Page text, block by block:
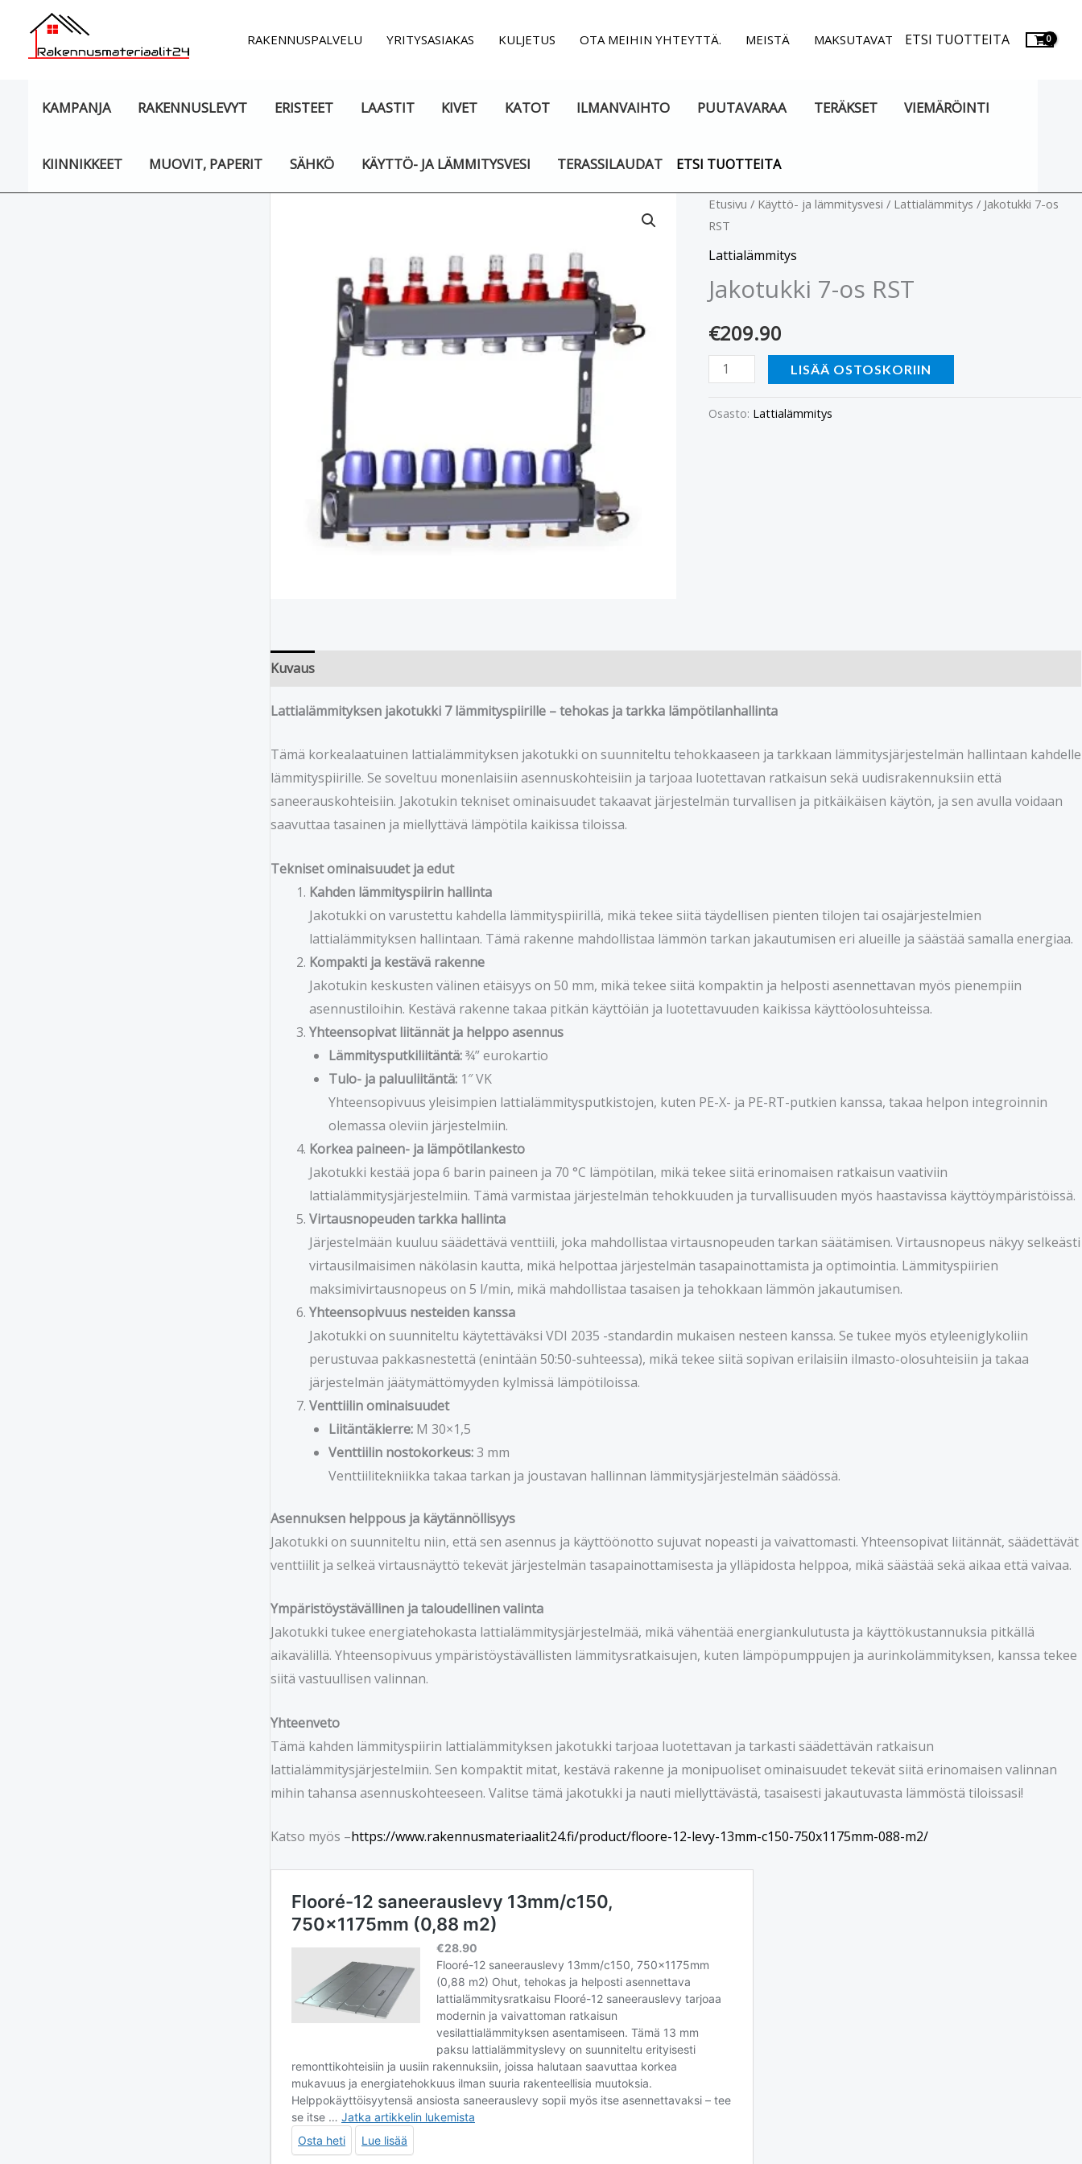
sisältöön
RAKENNUSPALVELU YRITYSASIAKAS KULJETUS OTA MEIHIN YHTEYTTÄ. MEISTÄ MAKSUTAVAT ETSI TUOTTEITA
KAMPANJA RAKENNUSLEVYT ERISTEET LAASTIT KIVET KATOT ILMANVAIHTO PUUTAVARAA TERÄKSET VIEMÄRÖINTI
KIINNIKKEET MUOVIT, PAPERIT SÄHKÖ KÄYTTÖ- JA LÄMMITYSVESI TERASSILAUDAT ETSI TUOTTEITA
Etusivu / Käyttö- ja lämmitysvesi / Lattialämmitys / Jakotukki 7-os
RST
Lattialämmitys
Jakotukki 7-os RST
€209.90
Jakotukki
7-
os
määrä
LISÄÄ OSTOSKORIIN
Osasto: Lattialämmitys
Kuvaus
Lattialämmityksen jakotukki 7 lämmityspiirille – tehokas ja tarkka lämpötilanhallinta
Tämä korkealaatuinen lattialämmityksen jakotukki on suunniteltu tehokkaaseen ja tarkkaan lämmitysjärjestelmän hallintaan kahdelle
lämmityspiirille. Se soveltuu monenlaisiin asennuskohteisiin ja tarjoaa luotettavan ratkaisun sekä uudisrakennuksiin että
saneerauskohteisiin. Jakotukin tekniset ominaisuudet takaavat järjestelmän turvallisen ja pitkäikäisen käytön, ja sen avulla voidaan
saavuttaa tasainen ja miellyttävä lämpötila kaikissa tiloissa.
Tekniset ominaisuudet ja edut
Kahden lämmityspiirin hallinta
Jakotukki on varustettu kahdella lämmityspiirillä, mikä tekee siitä täydellisen pienten tilojen tai osajärjestelmien
lattialämmityksen hallintaan. Tämä rakenne mahdollistaa lämmön tarkan jakautumisen eri alueille ja säästää samalla energiaa.
Kompakti ja kestävä rakenne
Jakotukin keskusten välinen etäisyys on 50 mm, mikä tekee siitä kompaktin ja helposti asennettavan myös pienempiin
asennustiloihin. Kestävä rakenne takaa pitkän käyttöiän ja luotettavuuden kaikissa käyttöolosuhteissa.
Yhteensopivat liitännät ja helppo asennus
Lämmitysputkiliitäntä:¾” eurokartio
Tulo- ja paluuliitäntä: 1″ VK
Yhteensopivuus yleisimpien lattialämmitysputkistojen, kuten PE-X- ja PE-RT-putkien kanssa, takaa helpon integroinnin
olemassa oleviin järjestelmiin.
Korkea paineen- ja lämpötilankesto
Jakotukki kestää jopa 6 barin paineen ja 70 °C lämpötilan, mikä tekee siitä erinomaisen ratkaisun vaativiin
lattialämmitysjärjestelmiin. Tämä varmistaa järjestelmän tehokkuuden ja turvallisuuden myös haastavissa käyttöympäristöissä.
Virtausnopeuden tarkka hallinta
Järjestelmään kuuluu säädettävä venttiili, joka mahdollistaa virtausnopeuden tarkan säätämisen. Virtausnopeus näkyy selkeästi
virtausilmaisimen näkölasin kautta, mikä helpottaa järjestelmän tasapainottamista ja optimointia. Lämmityspiirien
maksimivirtausnopeus on 5 l/min, mikä mahdollistaa tasaisen ja tehokkaan lämmön jakautumisen.
Yhteensopivuus nesteiden kanssa
Jakotukki on suunniteltu käytettäväksi VDI 2035 -standardin mukaisen nesteen kanssa. Se tukee myös etyleeniglykoliin
perustuvaa pakkasnestettä (enintään 50:50-suhteessa), mikä tekee siitä sopivan erilaisiin ilmasto-olosuhteisiin ja takaa
järjestelmän jäätymättömyyden kylmissä lämpötiloissa.
Venttiilin ominaisuudet
Liitäntäkierre: M 30×1,5
Venttiilin nostokorkeus:3 mm
Venttiilitekniikka takaa tarkan ja joustavan hallinnan lämmitysjärjestelmän säädössä.
Asennuksen helppous ja käytännöllisyys
Jakotukki on suunniteltu niin, että sen asennus ja käyttöönotto sujuvat nopeasti ja vaivattomasti. Yhteensopivat liitännät, säädettävät
venttiilit ja selkeä virtausnäyttö tekevät järjestelmän tasapainottamisesta ja ylläpidosta helppoa, mikä säästää sekä aikaa että vaivaa.
Ympäristöystävällinen ja taloudellinen valinta
Jakotukki tukee energiatehokasta lattialämmitysjärjestelmää, mikä vähentää energiankulutusta ja käyttökustannuksia pitkällä
aikavälillä. Yhteensopivuus ympäristöystävällisten lämmitysratkaisujen, kuten lämpöpumppujen ja aurinkolämmityksen, kanssa tekee
siitä vastuullisen valinnan.
Yhteenveto
Tämä kahden lämmityspiirin lattialämmityksen jakotukki tarjoaa luotettavan ja tarkasti säädettävän ratkaisun
lattialämmitysjärjestelmiin. Sen kompaktit mitat, kestävä rakenne ja monipuoliset ominaisuudet tekevät siitä erinomaisen valinnan
mihin tahansa asennuskohteeseen. Valitse tämä jakotukki ja nauti miellyttävästä, tasaisesti jakautuvasta lämmöstä tiloissasi!
Katso myös –https://www.rakennusmateriaalit24.fi/product/floore-12-levy-13mm-c150-750x1175mm-088-m2/